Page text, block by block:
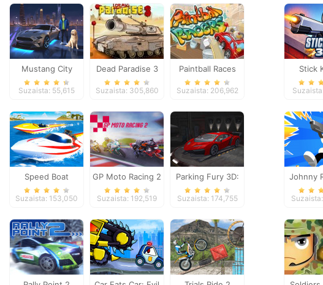
Mustang City
Driver
Suzaista: 55,615
Dead Paradise 3
Suzaista: 305,860
Paintball Races
Suzaista: 206,962
Speed Boat
Extreme Racing
Suzaista: 153,050
GP Moto Racing 2
Suzaista: 192,519
Parking Fury 3D:
Night Thief
Suzaista: 174,755
Stick
Johnny